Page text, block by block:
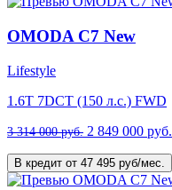
OMODA C7 New
Lifestyle
1.6T 7DCT (150 л.с.) FWD
3 314 000 руб. 2 849 000 руб.
В кредит от 47 495 руб/мес.